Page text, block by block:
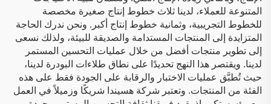
المتنوعة للعملاء، لدينا ثلاث خطوط إنتاج صغيرة مخصصة
للخطوط التجريبية، وثمانية خطوط إنتاج أكبر. ونحن ندرك الحاجة
المتزايدة إلى المنتجات المستدامة والصديقة للبيئة، ولذلك نسعى
إلى تطوير منتجات أفضل من خلال عمليات التحسين المستمر
لدينا. ويقتصر هذا النهج تحديدًا على نطاق طلاءات البودرة لدينا،
حيث تُطبَّق عمليات الاختبار والرقابة على الجودة فقط على هذه
الفئة من المنتجات. وتعتبر شركة هسيندا شريكًا وزميلاً في العمل